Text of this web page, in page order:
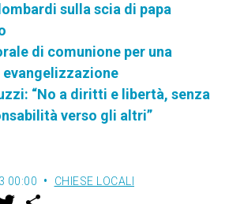
sulla scia di papa
di comunione per una
“No a diritti e libertà, senza
verso gli altri”
00:00 CHIESE LOCALI